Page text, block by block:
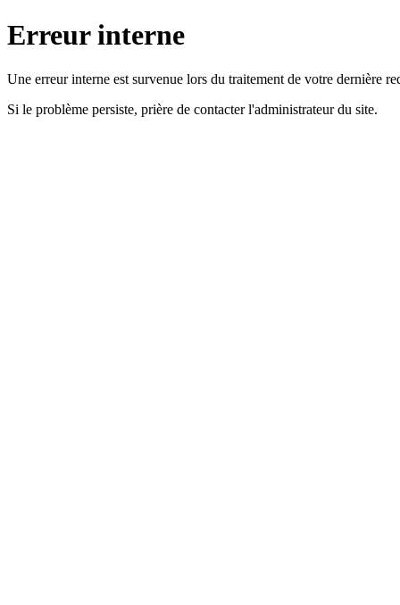
Erreur interne
Une erreur interne est survenue lors du traitement de votre dernière
Si le problème persiste, prière de contacter l'administrateur du site.